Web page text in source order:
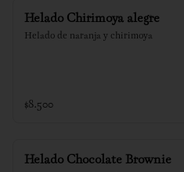
Helado Chirimoya alegre
Helado de naranja y chirimoya
$8.500
Helado Chocolate Brownie